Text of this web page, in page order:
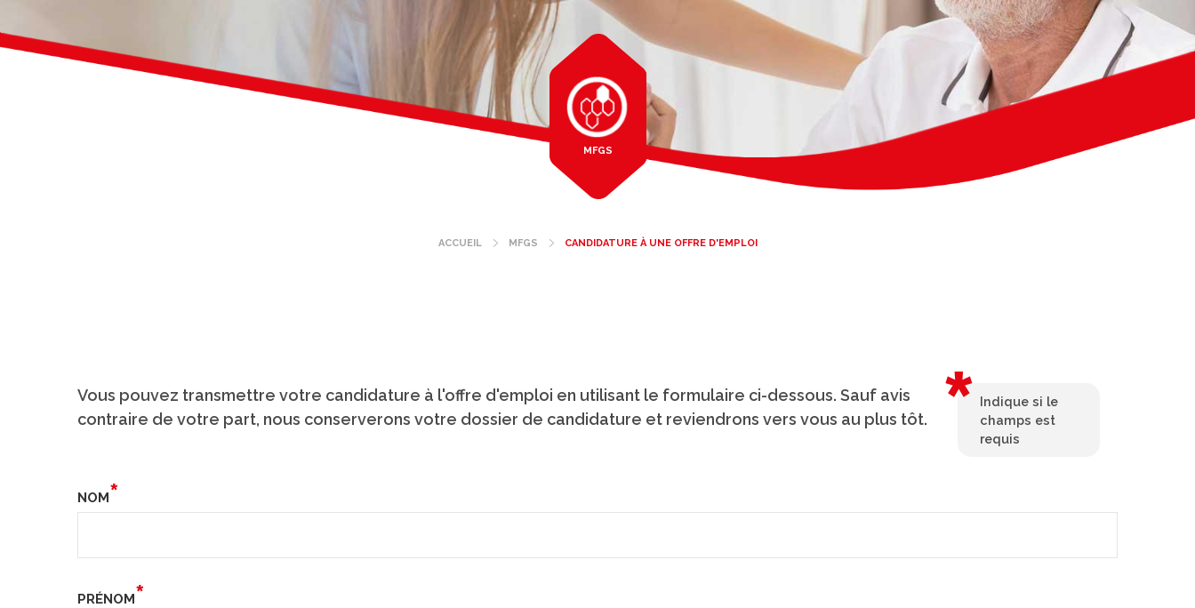
MFGS
Fil
ACCUEIL MFGS CANDIDATURE À UNE OFFRE D'EMPLOI
Indique si le
champs est
requis
Vous pouvez transmettre votre candidature à l'offre d'emploi en utilisant le formulaire ci-dessous. Sauf avis
contraire de votre part, nous conserverons votre dossier de candidature et reviendrons vers vous au plus tôt.
NOM
PRÉNOM